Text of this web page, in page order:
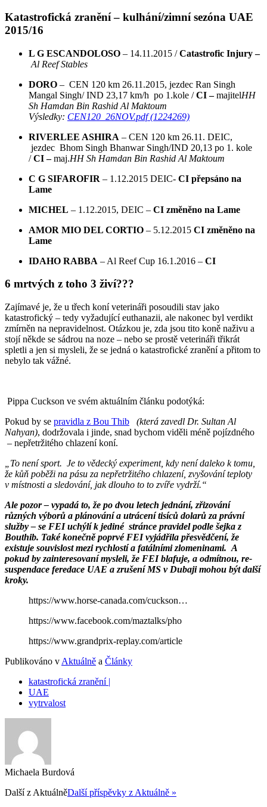
Katastrofická zranění – kulhání/zimní sezóna UAE
2015/16
L G ESCANDOLOSO – 14.11.2015 /Catastrofic Injury –
Al Reef Stables
DORO – CEN 120 km 26.11.2015, jezdec Ran Singh
Mangal Singh/ IND 23,17 km/h po 1.kole /CI –majitelHH
Sh Hamdan Bin Rashid Al Maktoum
Výsledky: CEN120_26NOV.pdf (1224269)
RIVERLEE ASHIRA – CEN 120 km 26.11. DEIC,
jezdec Bhom Singh Bhanwar Singh/IND 20,13 po 1. kole
/CI –maj.HH Sh Hamdan Bin Rashid Al Maktoum
C G SIFAROFIR – 1.12.2015 DEIC- CI přepsáno na
Lame
MICHEL – 1.12.2015, DEIC – CI změněno na Lame
AMOR MIO DEL CORTIO – 5.12.2015 CI změněno na
Lame
IDAHO RABBA – Al Reef Cup 16.1.2016 – CI
6 mrtvých z toho 3 živí???
Zajímavé je, že u třech koní veterináři posoudili stav jako
katastrofický – tedy vyžadující euthanazii, ale nakonec byl verdikt
zmírněn na nepravidelnost. Otázkou je, zda jsou tito koně naživu a
stojí někde se sádrou na noze – nebo se prostě veterináři třikrát
spletli a jen si mysleli, že se jedná o katastrofické zranění a přitom to
nebylo tak vážné.
Pippa Cuckson ve svém aktuálním článku podotýká:
Pokud by se pravidla z Bou Thib
(která zavedl Dr. Sultan Al
Nahyan), dodržovala i jinde, snad bychom viděli méně pojízdného
– nepřetržitého chlazení koní.
„To není sport. Je to vědecký experiment, kdy není daleko k tomu,
že kůň poběži na pásu za nepřetržitého chlazení, zvyšování teploty
v místnosti a sledování, jak dlouho to to zvíře vydrží.“
Ale pozor – vypadá to, že po dvou letech jednání, zřizování
různých výborů a plánování a utrácení tisíců dolarů za právní
služby – se FEI uchýlí k jediné stránce pravidel podle šejka z
Bouthib. Také konečně poprvé FEI vyjádřila přesvědčení, že
existuje souvislost mezi rychlostí a fatálními zlomeninami. A
pokud by zainteresovaní mysleli, že FEI blafuje, a odmítnou, re-
suspendace feredace UAE a zrušení MS v Dubaji mohou být další
kroky.
https://www.horse-canada.com/cuckson…
https://www.facebook.com/maztalks/pho
https://www.grandprix-replay.com/article
Publikováno v Aktuálně a Články
katastrofická zranění |
UAE
vytrvalost
Michaela Burdová
Další z AktuálněDalší příspěvky z Aktuálně »